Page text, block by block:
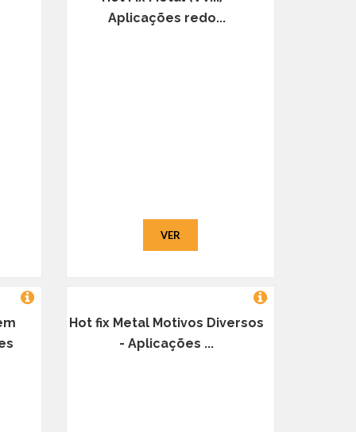
Aplicações redo...
VER
Hot fix Metal Motivos Diversos
- Aplicações ...